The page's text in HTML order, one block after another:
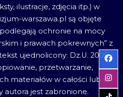
ilustracje, zdjęcia itp.) w
warszawa.pl są objęte
ochronie na mocy
i prawach pokrewnych” z
ujednolicony: Dz.U. 2006
przetwarzanie,
materiałów w całości lub w
autora jest zabronione.